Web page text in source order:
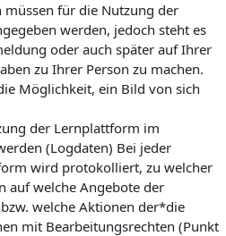
müssen für die Nutzung der
werden, jedoch steht es
oder auch später auf Ihrer
zu Ihrer Person zu machen.
Möglichkeit, ein Bild von sich
der Lernplattform im
(Logdaten) Bei jeder
wird protokolliert, zu welcher
auf welche Angebote der
welche Aktionen der*die
mit Bearbeitungsrechten (Punkt